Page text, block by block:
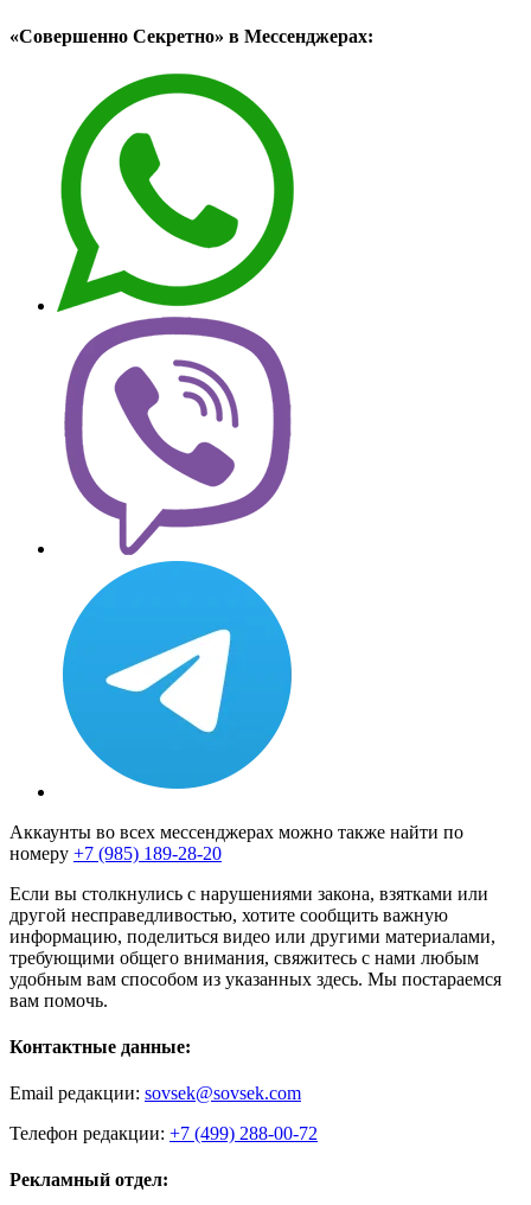
«Совершенно Секретно» в Мессенджерах:
Аккаунты во всех мессенджерах можно также найти по
номеру +7 (985) 189-28-20
Если вы столкнулись с нарушениями закона, взятками или
другой несправедливостью, хотите сообщить важную
информацию, поделиться видео или другими материалами,
требующими общего внимания, свяжитесь с нами любым
удобным вам способом из указанных здесь. Мы постараемся
вам помочь.
Контактные данные:
Email редакции: sovsek@sovsek.com
Телефон редакции: +7 (499) 288-00-72
Рекламный отдел: